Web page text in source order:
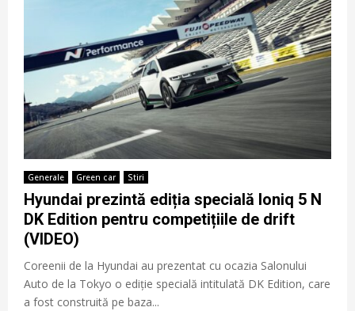
Generale Green car Stiri
Hyundai prezintă ediția specială Ioniq 5 N
DK Edition pentru competițiile de drift
(VIDEO)
Coreenii de la Hyundai au prezentat cu ocazia Salonului
Auto de la Tokyo o ediție specială intitulată DK Edition, care
a fost construită pe baza...